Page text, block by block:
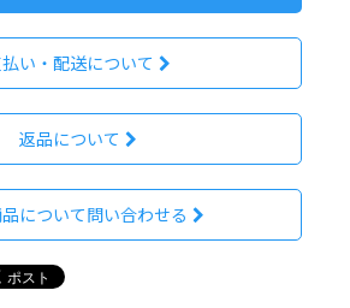
い・配送について
返品について
について問い合わせる